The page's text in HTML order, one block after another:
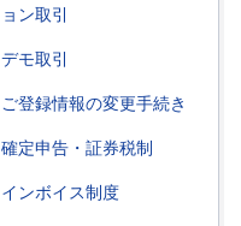
ョン取引
デモ取引
ご登録情報の変更手続き
確定申告・証券税制
インボイス制度